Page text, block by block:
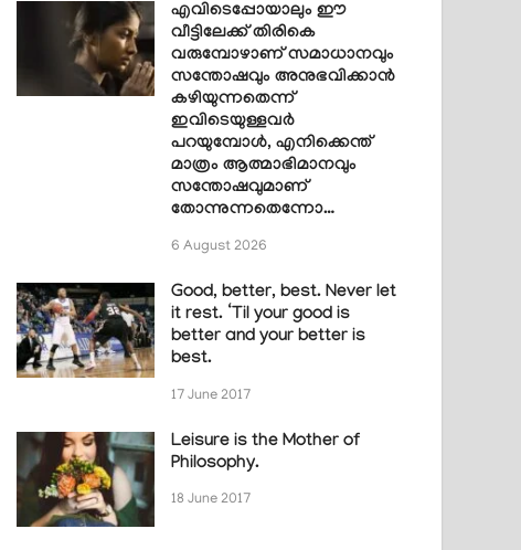
എവിടെപ്പോയാലും ഈ
വീട്ടിലേക്ക് തിരികെ
വരുമ്പോഴാണ് സമാധാനവും
സന്തോഷവും അനുഭവിക്കാൻ
കഴിയുന്നതെന്ന്
ഇവിടെയുള്ളവർ
പറയുമ്പോൾ, എനിക്കെന്ത്
മാത്രം ആത്മാഭിമാനവും
സന്തോഷവുമാണ്
തോന്നുന്നതെന്നോ…
6 August 2026
Good, better, best. Never let
it rest. ‘Til your good is
better and your better is
best.
17 June 2017
Leisure is the Mother of
Philosophy.
18 June 2017